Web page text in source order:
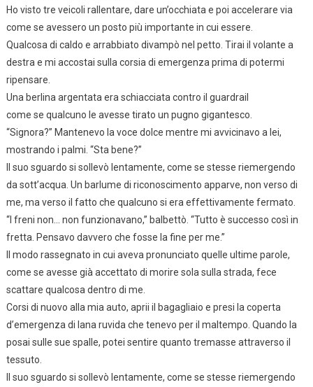
Ho visto tre veicoli rallentare, dare un’occhiata e poi accelerare via
come se avessero un posto più importante in cui essere.
Qualcosa di caldo e arrabbiato divampò nel petto. Tirai il volante a
destra e mi accostai sulla corsia di emergenza prima di potermi
ripensare.
Una berlina argentata era schiacciata contro il guardrail
come se qualcuno le avesse tirato un pugno gigantesco.
“Signora?” Mantenevo la voce dolce mentre mi avvicinavo a lei,
mostrando i palmi. “Sta bene?”
Il suo sguardo si sollevò lentamente, come se stesse riemergendo
da sott’acqua. Un barlume di riconoscimento apparve, non verso di
me, ma verso il fatto che qualcuno si era effettivamente fermato.
“I freni non… non funzionavano,” balbettò. “Tutto è successo così in
fretta. Pensavo davvero che fosse la fine per me.”
Il modo rassegnato in cui aveva pronunciato quelle ultime parole,
come se avesse già accettato di morire sola sulla strada, fece
scattare qualcosa dentro di me.
Corsi di nuovo alla mia auto, aprii il bagagliaio e presi la coperta
d’emergenza di lana ruvida che tenevo per il maltempo. Quando la
posai sulle sue spalle, potei sentire quanto tremasse attraverso il
tessuto.
Il suo sguardo si sollevò lentamente, come se stesse riemergendo